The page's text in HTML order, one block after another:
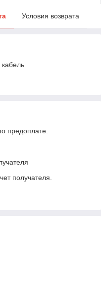
Условия возврата
предоплате.
получателя.